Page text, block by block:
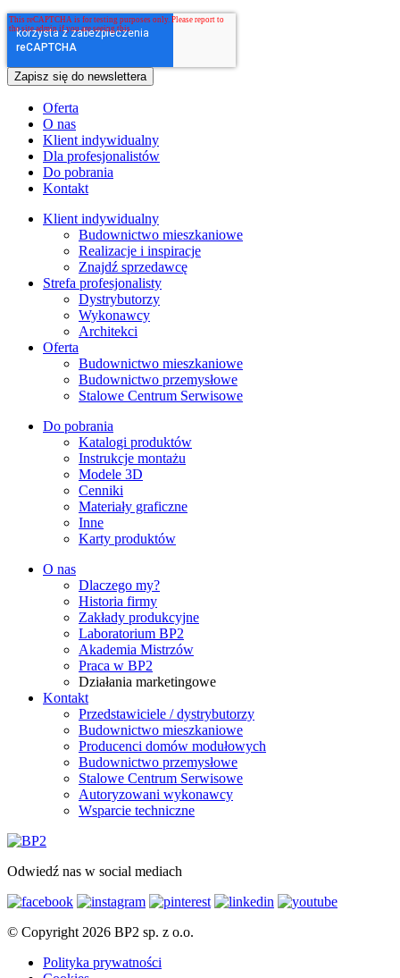
Oferta
O nas
Klient indywidualny
Dla profesjonalistów
Do pobrania
Kontakt
Klient indywidualny
Budownictwo mieszkaniowe
Realizacje i inspiracje
Znajdź sprzedawcę
Strefa profesjonalisty
Dystrybutorzy
Wykonawcy
Architekci
Oferta
Budownictwo mieszkaniowe
Budownictwo przemysłowe
Stalowe Centrum Serwisowe
Do pobrania
Katalogi produktów
Instrukcje montażu
Modele 3D
Cenniki
Materiały graficzne
Inne
Karty produktów
O nas
Dlaczego my?
Historia firmy
Zakłady produkcyjne
Laboratorium BP2
Akademia Mistrzów
Praca w BP2
Działania marketingowe
Kontakt
Przedstawiciele / dystrybutorzy
Budownictwo mieszkaniowe
Producenci domów modułowych
Budownictwo przemysłowe
Stalowe Centrum Serwisowe
Autoryzowani wykonawcy
Wsparcie techniczne
Odwiedź nas w social mediach
© Copyright 2026 BP2 sp. z o.o.
Polityka prywatności